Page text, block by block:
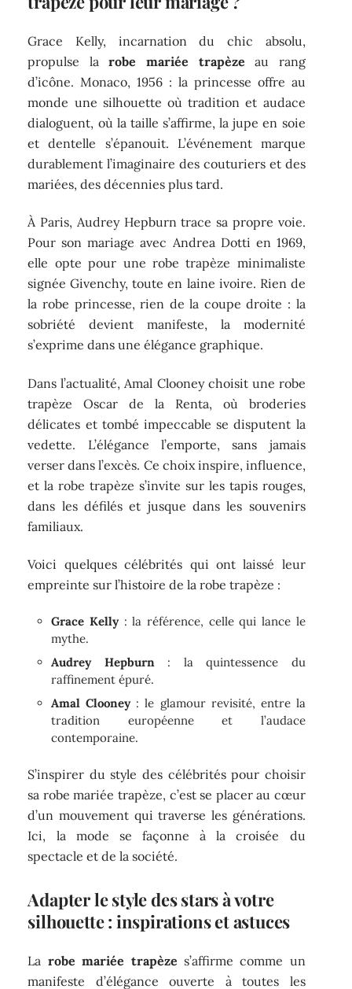
Grace Kelly, incarnation du chic absolu,
propulse larobe mariée trapèze au rang
d’icône. Monaco, 1956 : la princesse offre au
monde une silhouette où tradition et audace
dialoguent, où la taille s’affirme, la jupe en soie
et dentelle s’épanouit. L’événement marque
durablement l’imaginaire des couturiers et des
mariées, des décennies plus tard.
À Paris, Audrey Hepburn trace sa propre voie.
Pour son mariage avec Andrea Dotti en 1969,
elle opte pour une robe trapèze minimaliste
signée Givenchy, toute en laine ivoire. Rien de
la robe princesse, rien de la coupe droite : la
sobriété devient manifeste, la modernité
s’exprime dans une élégance graphique.
Dans l’actualité, Amal Clooney choisit une robe
trapèze Oscar de la Renta, où broderies
délicates et tombé impeccable se disputent la
vedette. L’élégance l’emporte, sans jamais
verser dans l’excès. Ce choix inspire, influence,
et la robe trapèze s’invite sur les tapis rouges,
dans les défilés et jusque dans les souvenirs
familiaux.
Voici quelques célébrités qui ont laissé leur
empreinte sur l’histoire de la robe trapèze :
Grace Kelly : la référence, celle qui lance le
mythe.
Audrey Hepburn: la quintessence du
raffinement épuré.
Amal Clooney : le glamour revisité, entre la
tradition européenne et l’audace
contemporaine.
S’inspirer du style des célébrités pour choisir
sa robe mariée trapèze, c’est se placer au cœur
d’un mouvement qui traverse les générations.
Ici, la mode se façonne à la croisée du
spectacle et de la société.
Adapter le style des stars à votre
silhouette : inspirations et astuces
La robe mariée trapèze s’affirme comme un
manifeste d’élégance ouverte à toutes les